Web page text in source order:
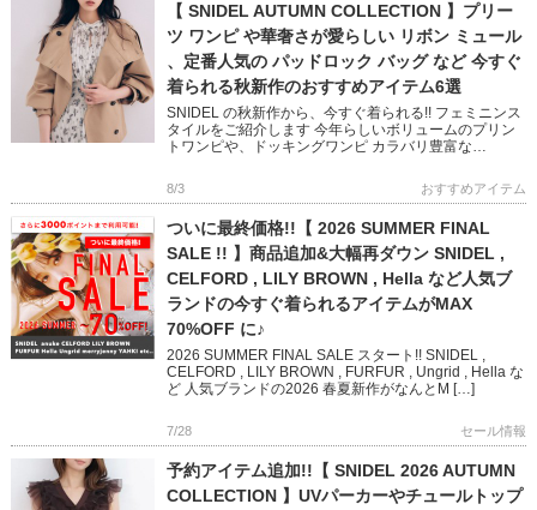
【 SNIDEL AUTUMN COLLECTION 】プリー
ツ ワンピ や華奢さが愛らしい リボン ミュール
、定番人気の パッドロック バッグ など 今すぐ
着られる秋新作のおすすめアイテム6選
SNIDEL の秋新作から、今すぐ着られる!! フェミニンス
タイルをご紹介します 今年らしいボリュームのプリン
トワンピや、ドッキングワンピ カラバリ豊富な
フェミニン […]
8/3 おすすめアイテム
ついに最終価格!!【 2026 SUMMER FINAL
SALE !! 】商品追加&大幅再ダウン SNIDEL ,
CELFORD , LILY BROWN , Hella など人気ブ
ランドの今すぐ着られるアイテムがMAX
70%OFF に♪
2026 SUMMER FINAL SALE スタート!! SNIDEL ,
CELFORD , LILY BROWN , FURFUR , Ungrid , Hella な
ど 人気ブランドの2026 春夏新作がなんとM […]
7/28 セール情報
予約アイテム追加!!【 SNIDEL 2026 AUTUMN
COLLECTION 】UVパーカーやチュールトップ